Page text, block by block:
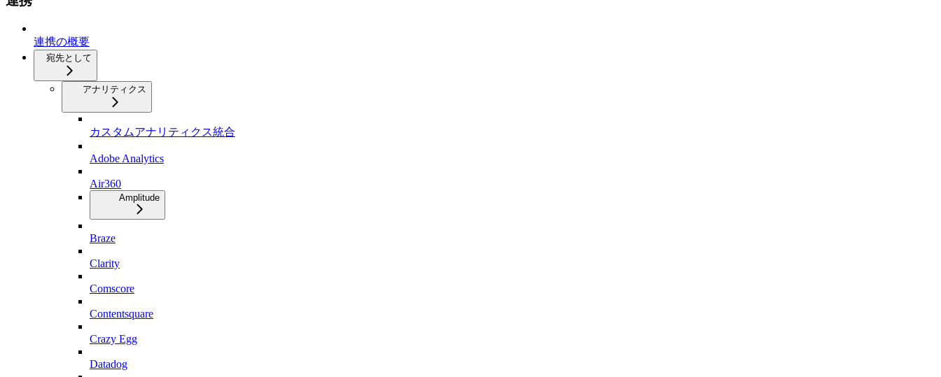
連携の概要
宛先として
アナリティクス
カスタムアナリティクス統合
Adobe Analytics
Air360
Amplitude
Braze
Clarity
Comscore
Contentsquare
Crazy Egg
Datadog